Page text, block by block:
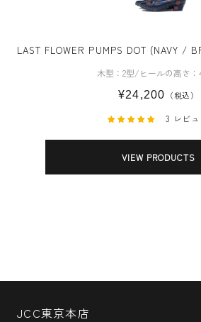
LAST FLOWER PUMPS DOT (NAVY /
木型：2型/ヒールの高さ：
¥24,200 （税込）
3 レビュ
VIEW PRODUCTS
JCC東京本店